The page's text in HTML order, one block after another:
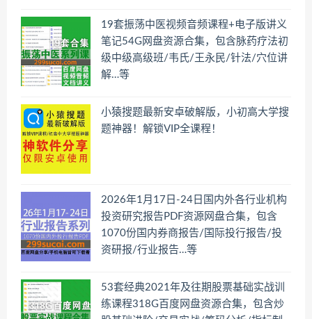
19套振荡中医视频音频课程+电子版讲义
笔记54G网盘资源合集，包含脉药疗法初
级中级高级班/韦氏/王永民/针法/穴位讲
解…等
小猿搜题最新安卓破解版，小初高大学搜
题神器！解锁VIP全课程！
2026年1月17日-24日国内外各行业机构
投资研究报告PDF资源网盘合集，包含
1070份国内券商报告/国际投行报告/投
资研报/行业报告…等
53套经典2021年及往期股票基础实战训
练课程318G百度网盘资源合集，包含炒